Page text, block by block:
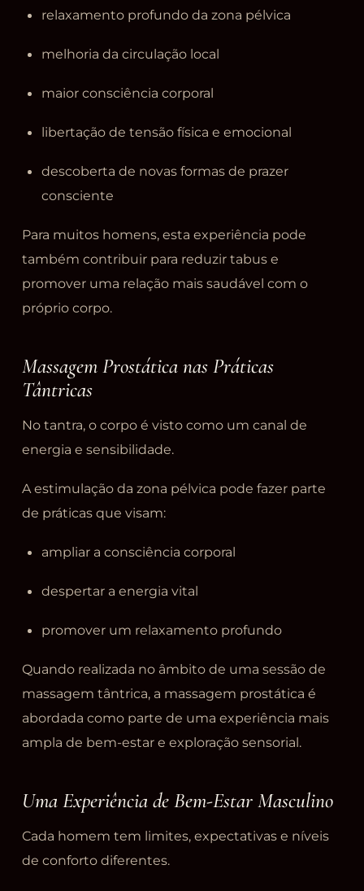
relaxamento profundo da zona pélvica
melhoria da circulação local
maior consciência corporal
libertação de tensão física e emocional
descoberta de novas formas de prazer
consciente
Para muitos homens, esta experiência pode
também contribuir para reduzir tabus e
promover uma relação mais saudável com o
próprio corpo.
Massagem Prostática nas Práticas
Tântricas
No tantra, o corpo é visto como um canal de
energia e sensibilidade.
A estimulação da zona pélvica pode fazer parte
de práticas que visam:
ampliar a consciência corporal
despertar a energia vital
promover um relaxamento profundo
Quando realizada no âmbito de uma sessão de
massagem tântrica, a massagem prostática é
abordada como parte de uma experiência mais
ampla de bem-estar e exploração sensorial.
Uma Experiência de Bem-Estar Masculino
Cada homem tem limites, expectativas e níveis
de conforto diferentes.